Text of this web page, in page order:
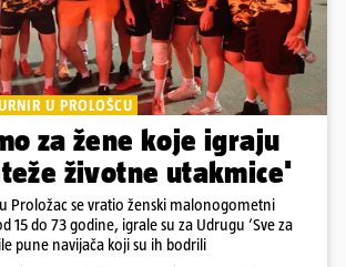
U PROLOŠCU
za žene koje igraju
životne utakmice'
Proložac se vratio ženski malonogometni
15 do 73 godine, igrale su za Udrugu ‘Sve za
pune navijača koji su ih bodrili